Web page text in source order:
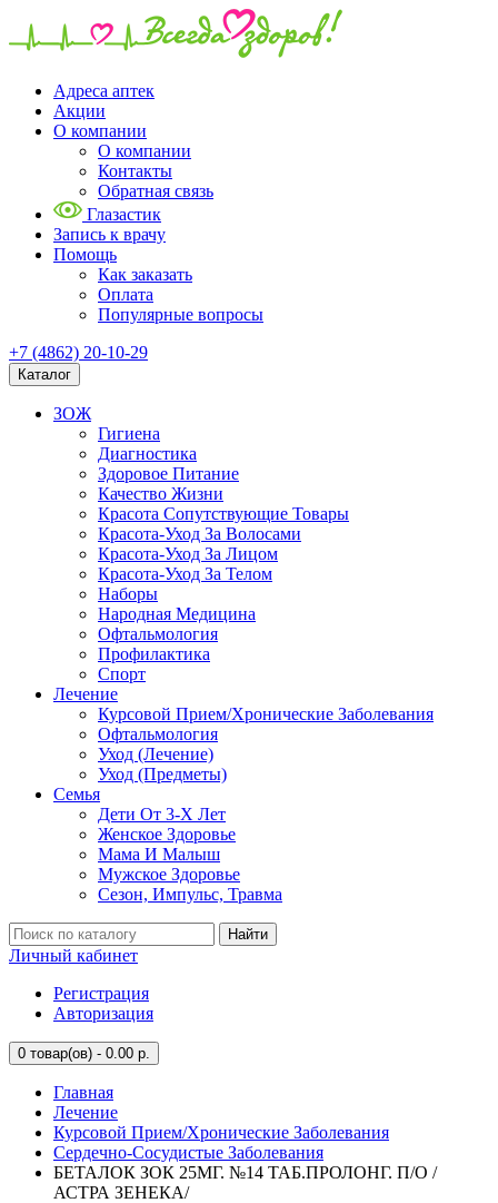
Адреса аптек
Акции
О компании
О компании
Контакты
Обратная связь
Глазастик
Запись к врачу
Помощь
Как заказать
Оплата
Популярные вопросы
+7 (4862) 20-10-29
Каталог
ЗОЖ
Гигиена
Диагностика
Здоровое Питание
Качество Жизни
Красота Сопутствующие Товары
Красота-Уход За Волосами
Красота-Уход За Лицом
Красота-Уход За Телом
Наборы
Народная Медицина
Офтальмология
Профилактика
Спорт
Лечение
Курсовой Прием/Хронические Заболевания
Офтальмология
Уход (Лечение)
Уход (Предметы)
Семья
Дети От 3-Х Лет
Женское Здоровье
Мама И Малыш
Мужское Здоровье
Сезон, Импульс, Травма
Найти
Личный кабинет
Регистрация
Авторизация
0 товар(ов) - 0.00 р.
Главная
Лечение
Курсовой Прием/Хронические Заболевания
Сердечно-Сосудистые Заболевания
БЕТАЛОК ЗОК 25МГ. №14 ТАБ.ПРОЛОНГ. П/О /
АСТРА ЗЕНЕКА/